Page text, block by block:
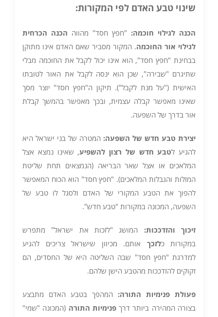
שינוי טבע האדם לפי המקורות:
הכנה לגילוי חוכמה: "חפץ חסד" מהווה הכנה הכרחית
לגילוי אור החוכמה. המקור מסביר שאם האדם אינו מתוקן
בבחינת "חפץ חסד", הוא אינו יכול לקבל את החוכמה מבלי
שתיגרם "שבירה", שכן הוא ינסה לקבל את האור לטובתו
האישית ("על מנת לקבל"). תיקון ה"חפץ חסד" יוצר מסך
שאינו מאפשר קבלה עצמית, ובכך מאפשר בהמשך קבלת
אור בדרך של השפעה.
יצירת טבע חדש של השפעה: המטרה של בני ישראל היא
להגיע לטבע חדש של רצון להשפיע, שאינו נמצא אצל
המלאכים או אצל שאר הבריאה (הנמצאים תחת שליטת
המזלות והגבלות המלאכים). "חפץ חסד" הוא הכוח המאפשר
להפוך את הטבע המקורי של האדם ולסגל לו טבע של
השפעה, המכונה במקורות "טבע חדש".
זיכוך והזדככות: המושג "לזכות את ישראל" מתפרש
במקורות כלזכך אותם. מכיוון שישראל צריכים להגיע
למדרגת "חפץ חסד" שבה השליטה היא של החסדים, הם
זקוקים להזדככות מהטבע הישן שלהם.
פעולת פנימיות התורה: המהפך בטבע האדם מתבצע
בצורה המהירה ביותר דרךפנימיות התורה (המכונה "שמי"